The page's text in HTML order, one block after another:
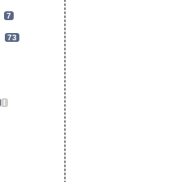
7
73
I